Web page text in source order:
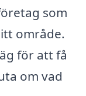
som
område.
för att få
om vad